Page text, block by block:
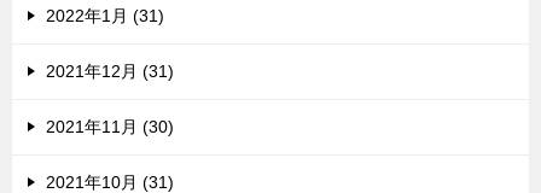
2022年1月 (31)
2021年12月 (31)
2021年11月 (30)
2021年10月 (31)